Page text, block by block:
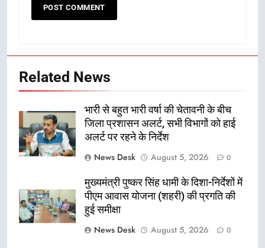
Related News
भारी से बहुत भारी वर्षा की चेतावनी के बीच
जिला प्रशासन अलर्ट, सभी विभागों को हाई
अलर्ट पर रहने के निर्देश
News Desk
August 5, 2026 0
मुख्यमंत्री पुष्कर सिंह धामी के दिशा-निर्देशों में
पीएम आवास योजना (शहरी) की प्रगति की
हुई समीक्षा
News Desk
August 5, 2026 0